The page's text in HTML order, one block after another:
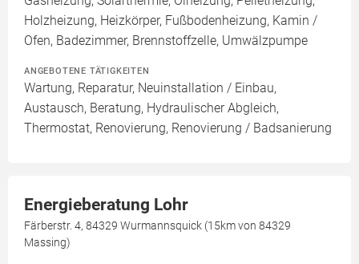
Holzheizung, Heizkörper, Fußbodenheizung, Kamin /
Ofen, Badezimmer, Brennstoffzelle, Umwälzpumpe
ANGEBOTENE TÄTIGKEITEN
Wartung, Reparatur, Neuinstallation / Einbau,
Austausch, Beratung, Hydraulischer Abgleich,
Thermostat, Renovierung, Renovierung / Badsanierung
Energieberatung Lohr
Färberstr. 4, 84329 Wurmannsquick (15km von 84329
Massing)